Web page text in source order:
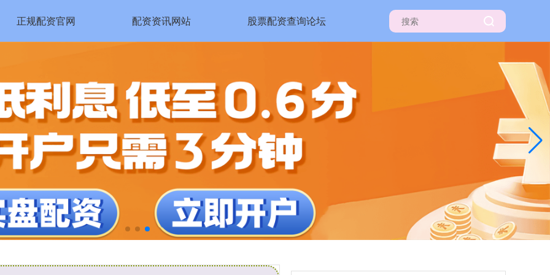
正规配资官网 配资资讯网站 股票配资查询论坛